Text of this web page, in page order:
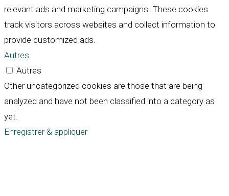
relevant ads and marketing campaigns. These cookies
track visitors across websites and collect information to
provide customized ads.
Autres
Autres
Other uncategorized cookies are those that are being
analyzed and have not been classified into a category as
yet.
Enregistrer & appliquer